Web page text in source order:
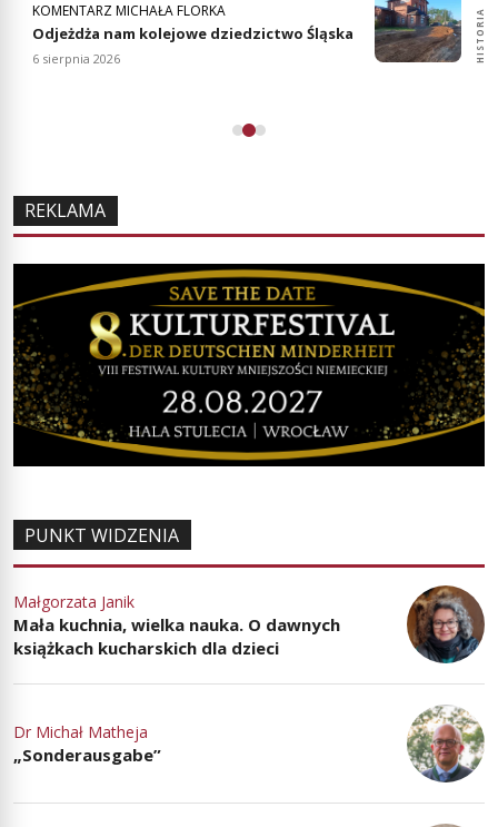
KOMENTARZ MICHAŁA FLORKA
Odjeżdża nam kolejowe dziedzictwo Śląska
6 sierpnia 2026 HISTORIA
REKLAMA
PUNKT WIDZENIA
Małgorzata Janik
Mała kuchnia, wielka nauka. O dawnych
książkach kucharskich dla dzieci
Dr Michał Matheja
„Sonderausgabe”